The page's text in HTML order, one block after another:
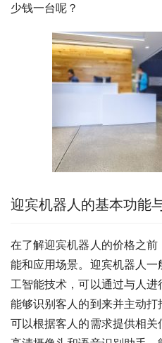
少钱一台呢？
迎宾机器人的基本功能
在了解迎宾机器人的价格之
能和应用场景。迎宾机器人
工智能技术，可以通过与人
能够识别客人的到来并主动打
可以根据客人的需求提供相